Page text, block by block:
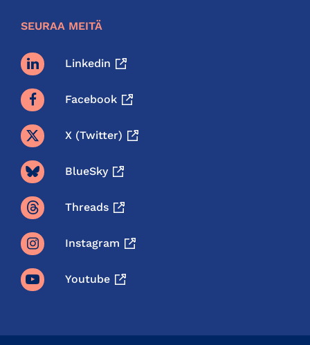
SEURAA MEITÄ
Linkedin
Facebook
X (twitter)
BlueSky
Threads
Instagram
Youtube